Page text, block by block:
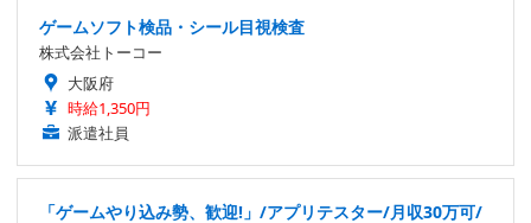
ゲームソフト検品・シール目視検査
株式会社トーコー
大阪府
時給1,350円
派遣社員
「ゲームやり込み勢、歓迎!」/アプリテスター/月収30万可/